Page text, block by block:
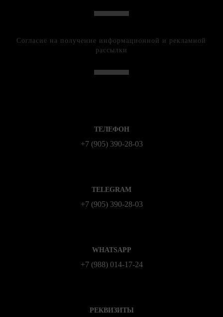
Согласие на получение информационной и рекламной
рассылки
ТЕЛЕФОН
+7 (905) 390-28-03
TELEGRAM
+7 (905) 390-28-03
WHATSAPP
+7 (988) 014‑17‑24
РЕКВИЗИТЫ